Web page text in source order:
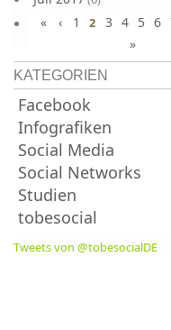
Juni 2017(6)
« ‹ 1 2 3 4 5 6
»
KATEGORIEN
Facebook
Infografiken
Social Media
Social Networks
Studien
tobesocial
Tweets von @tobesocialDE